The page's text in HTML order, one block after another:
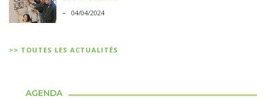
- 04/04/2024
>> TOUTES LES ACTUALITÉS
AGENDA